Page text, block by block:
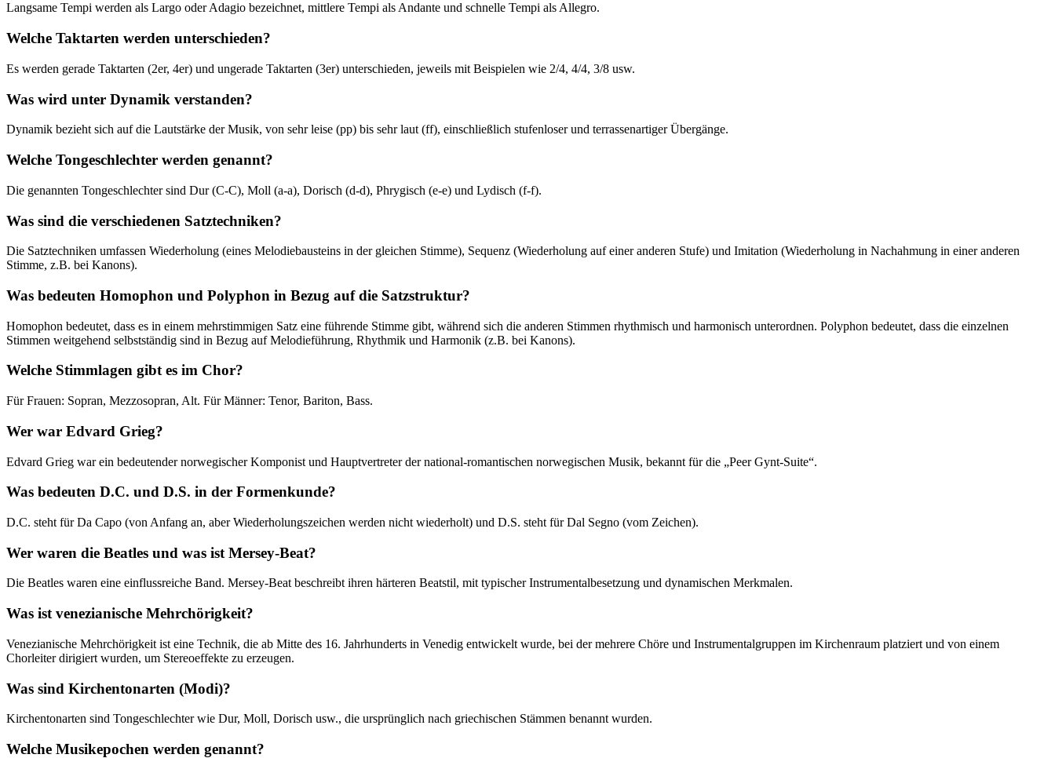
Langsame Tempi werden als Largo oder Adagio bezeichnet, mittlere Tempi als Andante und schnelle Tempi als Allegro.
Welche Taktarten werden unterschieden?
Es werden gerade Taktarten (2er, 4er) und ungerade Taktarten (3er) unterschieden, jeweils mit Beispielen wie 2/4, 4/4, 3/8 usw.
Was wird unter Dynamik verstanden?
Dynamik bezieht sich auf die Lautstärke der Musik, von sehr leise (pp) bis sehr laut (ff), einschließlich stufenloser und terrassenartiger Übergänge.
Welche Tongeschlechter werden genannt?
Die genannten Tongeschlechter sind Dur (C-C), Moll (a-a), Dorisch (d-d), Phrygisch (e-e) und Lydisch (f-f).
Was sind die verschiedenen Satztechniken?
Die Satztechniken umfassen Wiederholung (eines Melodiebausteins in der gleichen Stimme), Sequenz (Wiederholung auf einer anderen Stufe) und Imitation (Wiederholung in Nachahmung in einer anderen
Stimme, z.B. bei Kanons).
Was bedeuten Homophon und Polyphon in Bezug auf die Satzstruktur?
Homophon bedeutet, dass es in einem mehrstimmigen Satz eine führende Stimme gibt, während sich die anderen Stimmen rhythmisch und harmonisch unterordnen. Polyphon bedeutet, dass die einzelnen
Stimmen weitgehend selbstständig sind in Bezug auf Melodieführung, Rhythmik und Harmonik (z.B. bei Kanons).
Welche Stimmlagen gibt es im Chor?
Für Frauen: Sopran, Mezzosopran, Alt. Für Männer: Tenor, Bariton, Bass.
Wer war Edvard Grieg?
Edvard Grieg war ein bedeutender norwegischer Komponist und Hauptvertreter der national-romantischen norwegischen Musik, bekannt für die „Peer Gynt-Suite“.
Was bedeuten D.C. und D.S. in der Formenkunde?
D.C. steht für Da Capo (von Anfang an, aber Wiederholungszeichen werden nicht wiederholt) und D.S. steht für Dal Segno (vom Zeichen).
Wer waren die Beatles und was ist Mersey-Beat?
Die Beatles waren eine einflussreiche Band. Mersey-Beat beschreibt ihren härteren Beatstil, mit typischer Instrumentalbesetzung und dynamischen Merkmalen.
Was ist venezianische Mehrchörigkeit?
Venezianische Mehrchörigkeit ist eine Technik, die ab Mitte des 16. Jahrhunderts in Venedig entwickelt wurde, bei der mehrere Chöre und Instrumentalgruppen im Kirchenraum platziert und von einem
Chorleiter dirigiert wurden, um Stereoeffekte zu erzeugen.
Was sind Kirchentonarten (Modi)?
Kirchentonarten sind Tongeschlechter wie Dur, Moll, Dorisch usw., die ursprünglich nach griechischen Stämmen benannt wurden.
Welche Musikepochen werden genannt?